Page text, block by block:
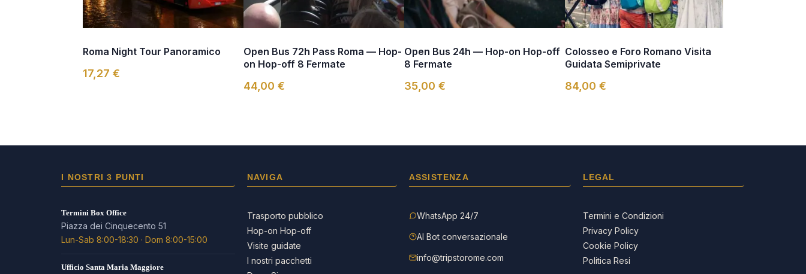
Roma Night Tour Panoramico
17,27 €
Open Bus 72h Pass Roma — Hop-
on Hop-off 8 Fermate
44,00 €
Open Bus 24h — Hop-on Hop-off
8 Fermate
35,00 €
Colosseo e Foro Romano Visita
Guidata Semiprivate
84,00 €
I NOSTRI 3 PUNTI
Termini Box Office
Piazza dei Cinquecento 51
Lun-Sab 8:00-18:30 · Dom 8:00-15:00
Ufficio Santa Maria Maggiore
NAVIGA
Trasporto pubblico
Hop-on Hop-off
Visite guidate
I nostri pacchetti
ASSISTENZA
WhatsApp 24/7
AI Bot conversazionale
info@tripstorome.com
LEGAL
Termini e Condizioni
Privacy Policy
Cookie Policy
Politica Resi